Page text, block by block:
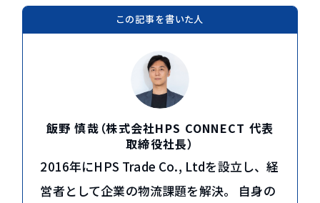
お問い合わせ
EN
この記事を書いた人
飯野 慎哉（株式会社HPS CONNECT 代表
取締役社長）
2016年にHPS Trade Co., Ltdを設立し、経
営者として企業の物流課題を解決。 自身の